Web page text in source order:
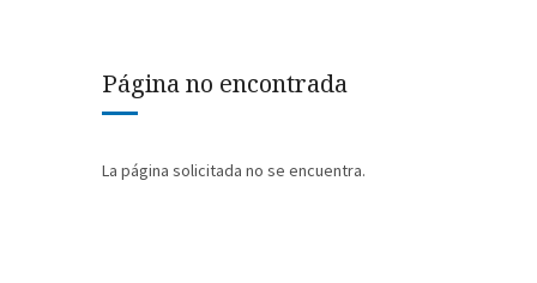
Página no encontrada
La página solicitada no se encuentra.